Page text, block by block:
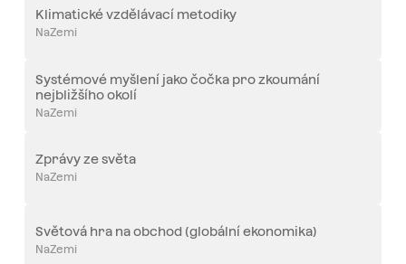
Klimatické vzdělávací metodiky
NaZemi
Systémové myšlení jako čočka pro zkoumání
nejbližšího okolí
NaZemi
Zprávy ze světa
NaZemi
Světová hra na obchod (globální ekonomika)
NaZemi